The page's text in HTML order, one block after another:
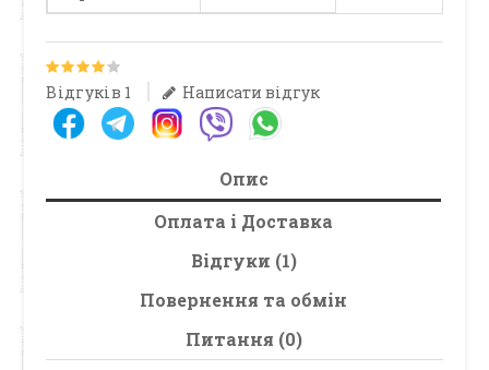
Відгуків 1 Написати відгук
Опис
Оплата і Доставка
Відгуки (1)
Повернення та обмін
Питання (0)